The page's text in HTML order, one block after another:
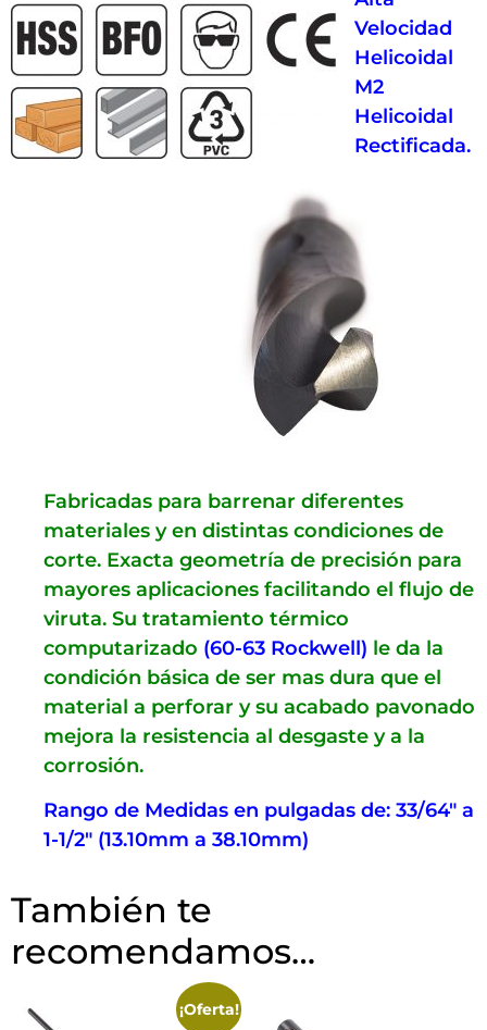
Velocidad
Helicoidal
M2
Helicoidal
Rectificada.
Fabricadas para barrenar diferentes
materiales y en distintas condiciones de
corte. Exacta geometría de precisión para
mayores aplicaciones facilitando el flujo de
viruta. Su tratamiento térmico
computarizado (60-63 Rockwell) le da la
condición básica de ser mas dura que el
material a perforar y su acabado pavonado
mejora la resistencia al desgaste y a la
corrosión.
Rango de Medidas en pulgadas de: 33/64″ a
1-1/2″ (13.10mm a 38.10mm)
También te
recomendamos…
¡Oferta!